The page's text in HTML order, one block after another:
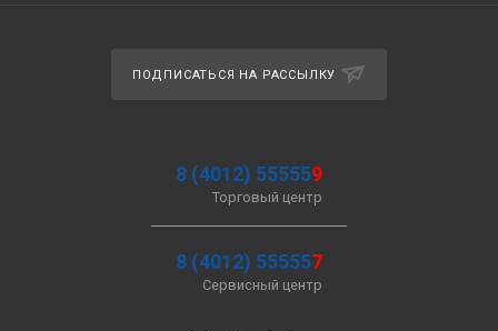
ПОДПИСАТЬСЯ НА РАССЫЛКУ
8 (4012) 555559
Торговый центр
8 (4012) 555557
Сервисный центр